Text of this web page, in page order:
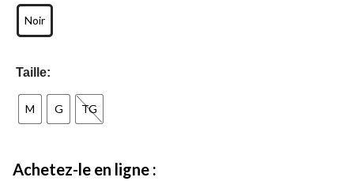
Noir
Taille:
M G TG
Achetez-le en ligne :